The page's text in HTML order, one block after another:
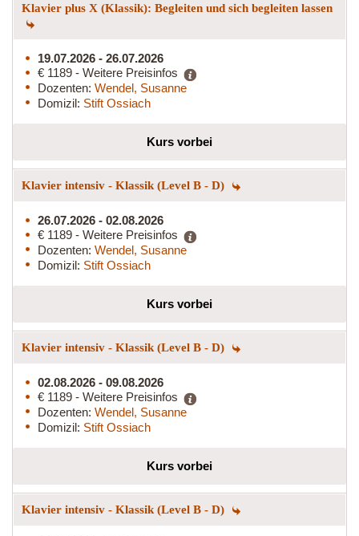
Klavier plus X (Klassik): Begleiten und sich begleiten lassen
19.07.2026 - 26.07.2026
€ 1189 - Weitere Preisinfos
Dozenten: Wendel, Susanne
Domizil: Stift Ossiach
Kurs vorbei
Klavier intensiv - Klassik (Level B - D)
26.07.2026 - 02.08.2026
€ 1189 - Weitere Preisinfos
Dozenten: Wendel, Susanne
Domizil: Stift Ossiach
Kurs vorbei
Klavier intensiv - Klassik (Level B - D)
02.08.2026 - 09.08.2026
€ 1189 - Weitere Preisinfos
Dozenten: Wendel, Susanne
Domizil: Stift Ossiach
Kurs vorbei
Klavier intensiv - Klassik (Level B - D)